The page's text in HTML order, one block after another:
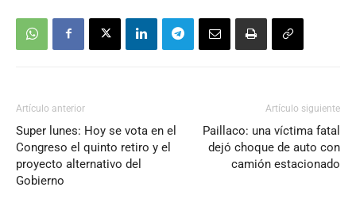
Artículo anterior
Super lunes: Hoy se vota en el
Congreso el quinto retiro y el
proyecto alternativo del
Gobierno
Artículo siguiente
Paillaco: una víctima fatal
dejó choque de auto con
camión estacionado